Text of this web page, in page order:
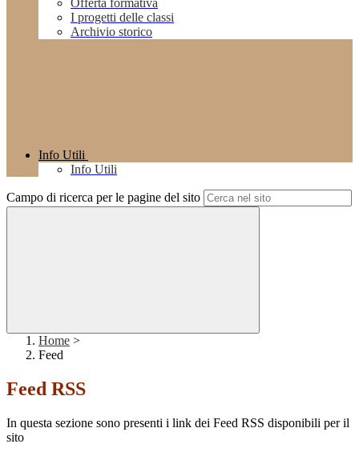
Offerta formativa
I progetti delle classi
Archivio storico
Info Utili
Info Utili
Campo di ricerca per le pagine del sito
Home >
Feed
Feed RSS
In questa sezione sono presenti i link dei Feed RSS disponibili per il
sito